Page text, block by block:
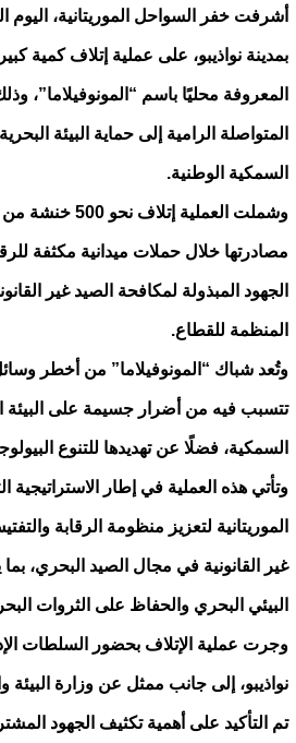
بمدينة نواذيبو، على عملية إتلاف كمية
المعروفة محليًا باسم “المونوفيلاما”،
المتواصلة الرامية إلى حماية البيئة
السمكية الوطنية.
وشملت العملية
مصادرتها خلال حملات ميدانية مكثفة
الجهود المبذولة لمكافحة الصيد غير
المنظمة للقطاع.
وتُعد شباك “المونوفيلاما” من أخطر
تتسبب فيه من أضرار جسيمة على البيئة
السمكية، فضلًا عن تهديدها للتنوع
وتأتي هذه العملية في إطار الاستراتيجية
الموريتانية لتعزيز منظومة الرقابة
غير القانونية في مجال الصيد البحري،
البيئي البحري والحفاظ على الثروات
وجرت عملية الإتلاف بحضور السلطات
نواذيبو، إلى جانب ممثل عن وزارة البيئة
تم التأكيد على أهمية تكثيف الجهود